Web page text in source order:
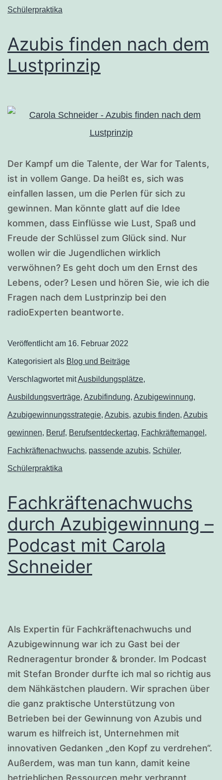
Schülerpraktika
Azubis finden nach dem
Lustprinzip
Der Kampf um die Talente, der War for Talents,
ist in vollem Gange. Da heißt es, sich was
einfallen lassen, um die Perlen für sich zu
gewinnen. Man könnte glatt auf die Idee
kommen, dass Einflüsse wie Lust, Spaß und
Freude der Schlüssel zum Glück sind. Nur
wollen wir die Jugendlichen wirklich
verwöhnen? Es geht doch um den Ernst des
Lebens, oder? Lesen und hören Sie, wie ich die
Fragen nach dem Lustprinzip bei den
radioExperten beantworte.
Veröffentlicht am 16. Februar 2022
Kategorisiert als Blog und Beiträge
Verschlagwortet mitAusbildungsplätze,
Ausbildungsverträge, Azubifindung, Azubigewinnung,
Azubigewinnungsstrategie, Azubis, azubis finden, Azubis
gewinnen, Beruf, Berufsentdeckertag, Fachkräftemangel ,
Fachkräftenachwuchs, passende azubis, Schüler,
Schülerpraktika
Fachkräftenachwuchs
durch Azubigewinnung –
Podcast mit Carola
Schneider
Als Expertin für Fachkräftenachwuchs und
Azubigewinnung war ich zu Gast bei der
Redneragentur bronder & bronder. Im Podcast
mit Stefan Bronder durfte ich mal so richtig aus
dem Nähkästchen plaudern. Wir sprachen über
die ganz praktische Unterstützung von
Betrieben bei der Gewinnung von Azubis und
warum es hilfreich ist, Unternehmen mit
innovativen Gedanken „den Kopf zu verdrehen“.
Außerdem, was man tun kann, damit keine
betrieblichen Ressourcen mehr verbrannt